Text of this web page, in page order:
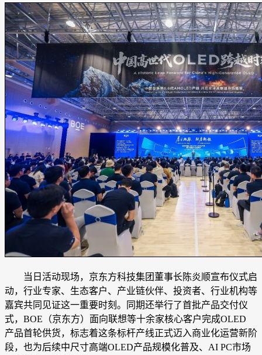
当日活动现场，京东方科技集团董事长陈炎顺宣布仪式启
动，行业专家、生态客户、产业链伙伴、投资者、行业机构等
嘉宾共同见证这一重要时刻。同期还举行了首批产品交付仪
式，BOE（京东方）面向联想等十余家核心客户完成OLED
产品首轮供货，标志着这条标杆产线正式迈入商业化运营新阶
段，也为后续中尺寸高端OLED产品规模化普及、AI PC市场